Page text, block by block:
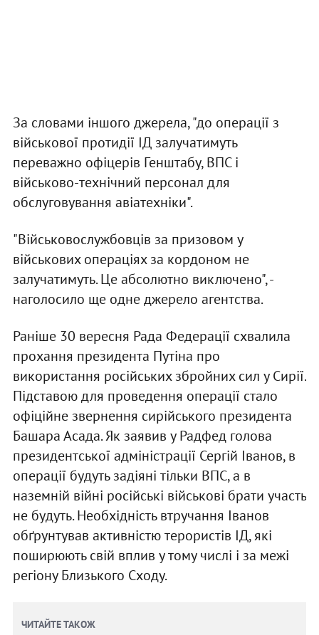
За словами іншого джерела, "до операції з
військової протидії ІД залучатимуть
переважно офіцерів Генштабу, ВПС і
військово-технічний персонал для
обслуговування авіатехніки".
"Військовослужбовців за призовом у
військових операціях за кордоном не
залучатимуть. Це абсолютно виключено", -
наголосило ще одне джерело агентства.
Раніше 30 вересня Рада Федерації схвалила
прохання президента Путіна про
використання російських збройних сил у Сирії.
Підставою для проведення операції стало
офіційне звернення сирійського президента
Башара Асада. Як заявив у Радфед голова
президентської адміністрації Сергій Іванов, в
операції будуть задіяні тільки ВПС, а в
наземній війні російські військові брати участь
не будуть. Необхідність втручання Іванов
обґрунтував активністю терористів ІД, які
поширюють свій вплив у тому числі і за межі
регіону Близького Сходу.
ЧИТАЙТЕ ТАКОЖ